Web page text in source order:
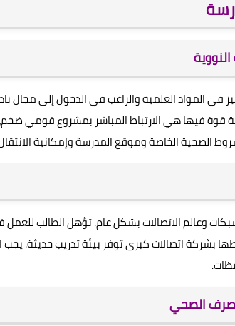
في المواد العلمية والراغب في الدخول إلى مجال
قوة فيها هي الارتباط المباشر بمشروع قومي
الصحية الخاصة وموقع المدرسة وإمكانية
وعالم الاتصالات بشكل عام. تؤهل الطالب
بشركة اتصالات كبرى توفر بيئة تدريب حديثة.